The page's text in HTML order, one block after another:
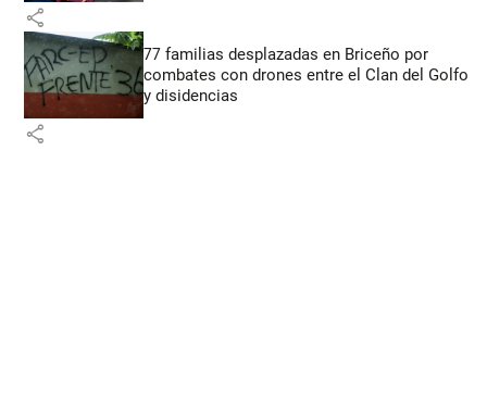
share
77 familias desplazadas en Briceño por
combates con drones entre el Clan del Golfo
y disidencias
share